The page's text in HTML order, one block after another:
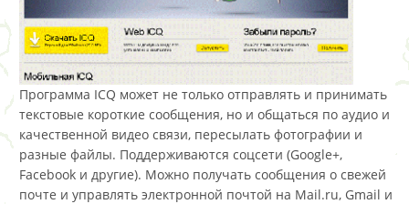
Программа ICQ может не только отправлять и принимать
текстовые короткие сообщения, но и общаться по аудио и
качественной видео связи, пересылать фотографии и
разные файлы. Поддерживаются соцсети (Google+,
Facebook и другие). Можно получать сообщения о свежей
почте и управлять электронной почтой на Mail.ru, Gmail и